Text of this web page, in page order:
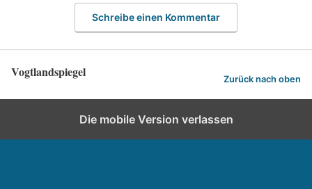
Schreibe einen Kommentar
Vogtlandspiegel Zurück nach oben
Die mobile Version verlassen